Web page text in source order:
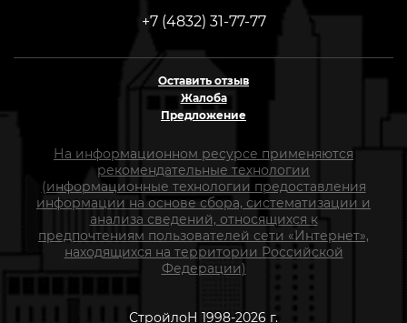
+7 (4832) 31-77-77
Оставить отзыв
Жалоба
Предложение
На информационном ресурсе применяются
рекомендательные технологии
(информационные технологии предоставления
информации на основе сбора, систематизации и
анализа сведений, относящихся к
предпочтениям пользователей сети «Интернет»,
находящихся на территории Российской
Федерации)
СтройлоН 1998-2026 г.